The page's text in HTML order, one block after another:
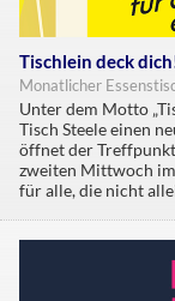
Tischlein deck
Monatlicher
Unter dem Motto
Tisch Steele einen
öffnet der
zweiten Mittwoch
für alle, die nicht